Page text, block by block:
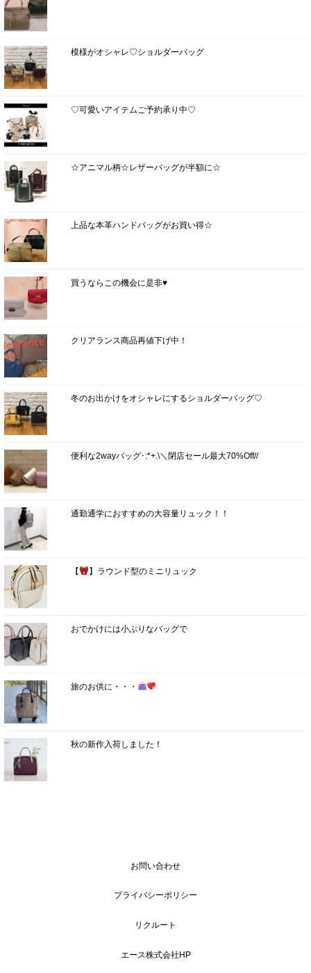
模様がオシャレ♡ショルダーバッグ
♡可愛いアイテムご予約承り中♡
☆アニマル柄☆レザーバッグが半額に☆
上品な本革ハンドバッグがお買い得☆
買うならこの機会に是非♥
クリアランス商品再値下げ中！
冬のお出かけをオシャレにするショルダーバッグ♡
便利な2wayバッグ･:*+.\＼閉店セール最大70%Off//
通勤通学におすすめの大容量リュック！！
【 】ラウンド型のミニリュック
おでかけには小ぶりなバッグで
旅のお供に・・・
秋の新作入荷しました！
お問い合わせ
プライバシーポリシー
リクルート
エース株式会社HP